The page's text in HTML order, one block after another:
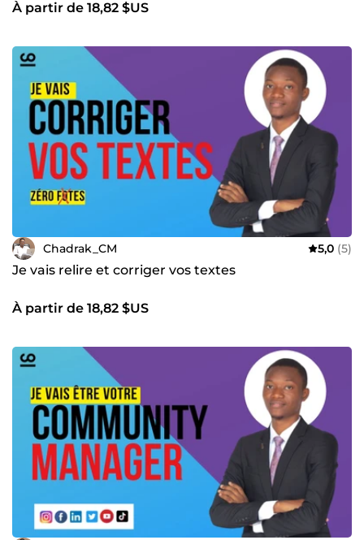
vos ventes. Deux qualités intrinsques à mon travail ¤¤¤¤¤
Mes clients sur ComeUp et moi formons une équipe
gagnante. Je suis déterminé à vous aider à dépasser vos
attentes grâce à une combinaison unique de compétences
et à une approche orientée vers les résultats. Contactez-
moi pour discuter de votre projet. Ensemble, nous pouvons
accomplir de grandes choses. Hâte de travailler avec vous !
🤝
À partir de 18,82 $US
Chadrak_CM 5,0 (5)
Je vais relire et corriger vos textes
À partir de 18,82 $US